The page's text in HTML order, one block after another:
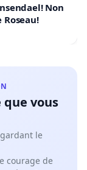
Non
que vous
le
courage de